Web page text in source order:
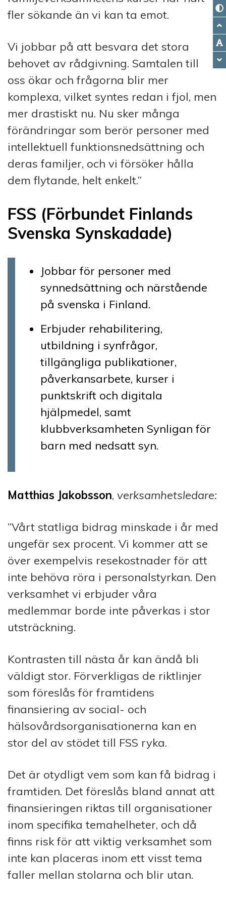
fler sökande än vi kan ta emot.
Vi jobbar på att besvara det stora
behovet av rådgivning. Samtalen till
oss ökar och frågorna blir mer
komplexa, vilket syntes redan i fjol, men
mer drastiskt nu. Nu sker många
förändringar som berör personer med
intellektuell funktionsnedsättning och
deras familjer, och vi försöker hålla
dem flytande, helt enkelt.”
FSS (Förbundet Finlands
Svenska Synskadade)
Jobbar för personer med
synnedsättning och närstående
på svenska i Finland.
Erbjuder rehabilitering,
utbildning i synfrågor,
tillgängliga publikationer,
påverkansarbete, kurser i
punktskrift och digitala
hjälpmedel, samt
klubbverksamheten Synligan för
barn med nedsatt syn.
Matthias Jakobsson, verksamhetsledare:
”Vårt statliga bidrag minskade i år med
ungefär sex procent. Vi kommer att se
över exempelvis resekostnader för att
inte behöva röra i personalstyrkan. Den
verksamhet vi erbjuder våra
medlemmar borde inte påverkas i stor
utsträckning.
Kontrasten till nästa år kan ändå bli
väldigt stor. Förverkligas de riktlinjer
som föreslås för framtidens
finansiering av social- och
hälsovårdsorganisationerna kan en
stor del av stödet till FSS ryka.
Det är otydligt vem som kan få bidrag i
framtiden. Det föreslås bland annat att
finansieringen riktas till organisationer
inom specifika temahelheter, och då
finns risk för att viktig verksamhet som
inte kan placeras inom ett visst tema
faller mellan stolarna och blir utan.